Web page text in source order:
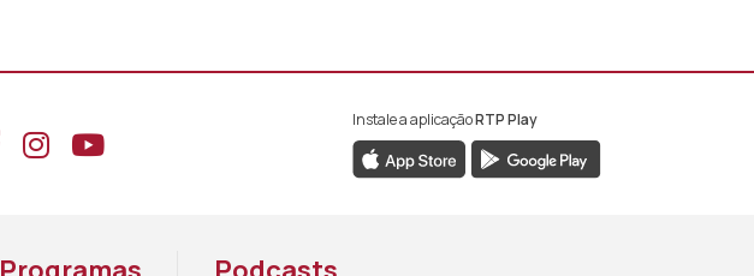
para
ou
Aceder ao Facebook da RTP África
Aceder ao Instagram da RTP África
Aceder ao YouTube da RTP África
Instale a aplicaçãoRTP Play